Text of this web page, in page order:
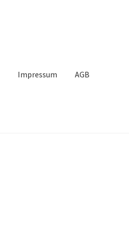
Impressum AGB